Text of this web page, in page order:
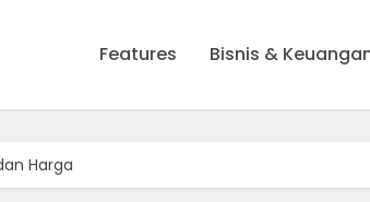
Features Bisnis &
Harga